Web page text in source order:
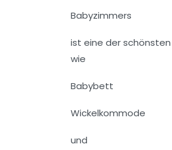
Babyzimmers
ist eine der
wie
Babybett
Wickelkommode
und